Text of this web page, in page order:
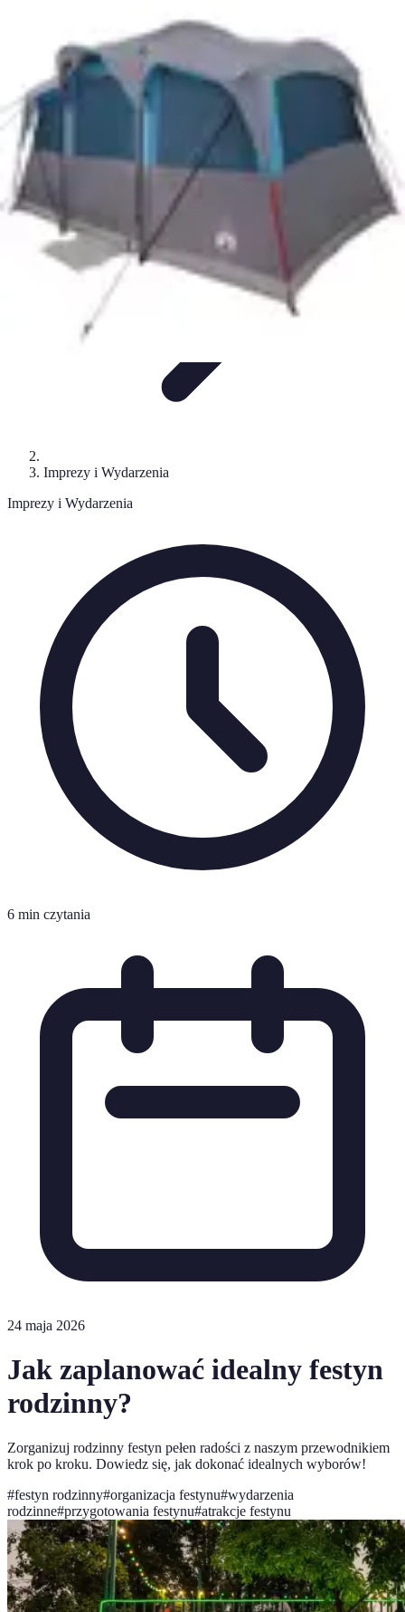
Zabawy dla dzieciZabawy na świeżym
powietrzuOrganizacja imprez Zabawy i Gry
Zabawa i Rozrywka
Imprezy i Wydarzenia
Imprezy i Wydarzenia
6 min czytania
24 maja 2026
Jak zaplanować idealny festyn
rodzinny?
Zorganizuj rodzinny festyn pełen radości z naszym przewodnikiem
krok po kroku. Dowiedz się, jak dokonać idealnych wyborów!
#festyn rodzinny#organizacja festynu#wydarzenia
rodzinne#przygotowania festynu#atrakcje festynu